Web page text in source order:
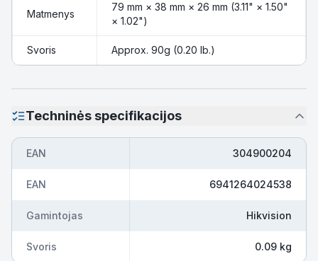
Matmenys
79 mm × 38 mm × 26 mm (3.11" × 1.50"
× 1.02")
Svoris Approx. 90g (0.20 lb.)
Techninės specifikacijos
EAN 304900204
EAN 6941264024538
Gamintojas Hikvision
Svoris 0.09 kg